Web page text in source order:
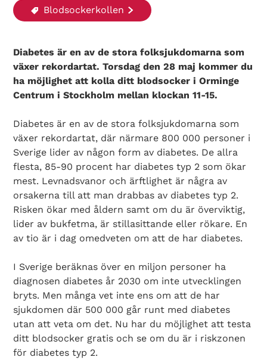
Blodsockerkollen
Diabetes är en av de stora folksjukdomarna som
växer rekordartat. Torsdag den 28 maj kommer du
ha möjlighet att kolla ditt blodsocker i Orminge
Centrum i Stockholm mellan klockan 11-15.
Diabetes är en av de stora folksjukdomarna som
växer rekordartat, där närmare 800 000 personer i
Sverige lider av någon form av diabetes. De allra
flesta, 85-90 procent har diabetes typ 2 som ökar
mest. Levnadsvanor och ärftlighet är några av
orsakerna till att man drabbas av diabetes typ 2.
Risken ökar med åldern samt om du är överviktig,
lider av bukfetma, är stillasittande eller rökare. En
av tio är i dag omedveten om att de har diabetes.
I Sverige beräknas över en miljon personer ha
diagnosen diabetes år 2030 om inte utvecklingen
bryts. Men många vet inte ens om att de har
sjukdomen där 500 000 går runt med diabetes
utan att veta om det. Nu har du möjlighet att testa
ditt blodsocker gratis och se om du är i riskzonen
för diabetes typ 2.